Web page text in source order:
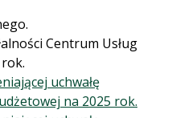
Centrum Usług
uchwałę
na 2025 rok.